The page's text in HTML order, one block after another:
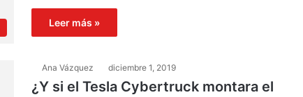
Leer más »
Ana Vázquez diciembre 1, 2019
¿Y si el Tesla Cybertruck montara el